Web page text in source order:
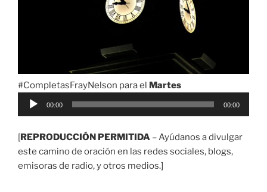
#CompletasFrayNelson para el Martes
Reproductor
00:00 00:00
[REPRODUCCIÓN PERMITIDA – Ayúdanos a divulgar
este camino de oración en las redes sociales, blogs,
emisoras de radio, y otros medios.]